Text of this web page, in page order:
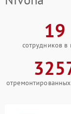
19
сотрудников в
отремонтированных